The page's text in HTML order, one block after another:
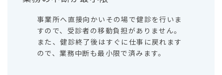
事業所へ直接向かいその場で健診を行いま
すので、受診者の移動負担がありません。
また、健診終了後はすぐに仕事に戻れます
ので、業務中断も最小限で済みます。